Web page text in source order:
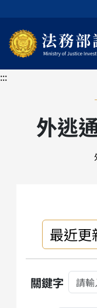
:::
外逃
最近更
關鍵字